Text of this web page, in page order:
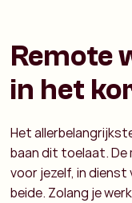
Remote
in het
Het
baan dit toelaat. De
voor jezelf, in dienst
beide. Zolang je